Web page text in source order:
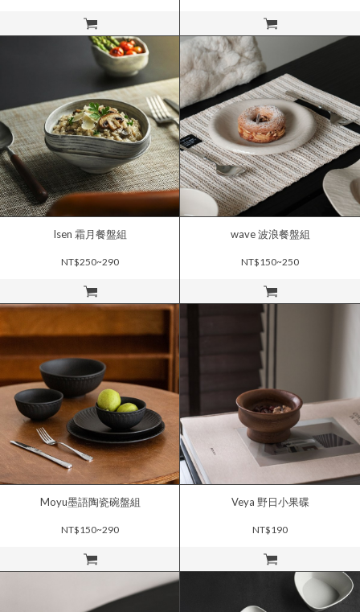
立即購買 立即購買
立即購買
Isen 霜月餐盤組
NT$250~290
立即購買
wave 波浪餐盤組
NT$150~250
立即購買
Moyu墨語陶瓷碗盤組
NT$150~290
立即購買
Veya 野日小果碟
NT$190